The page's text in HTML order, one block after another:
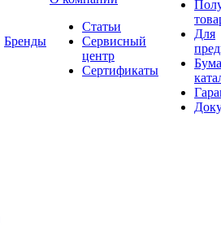
Бренды
Статьи
Сервисный
центр
Сертификаты
Для